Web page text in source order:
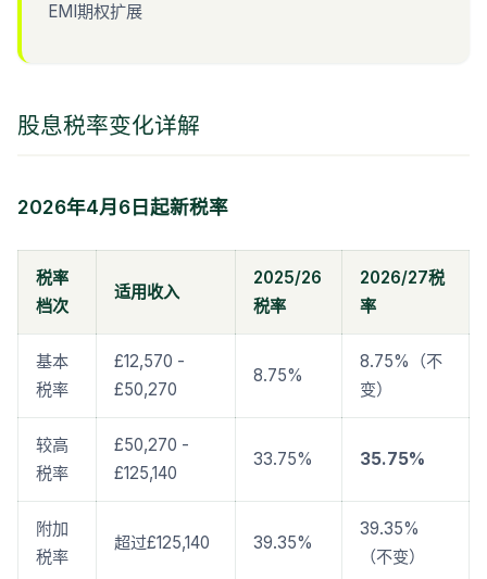
EMI期权扩展
股息税率变化详解
2026年4月6日起新税率
税率
档次
适用收入
2025/26
税率
2026/27税
率
基本
税率
£12,570 -
£50,270
8.75%
8.75%（不
变）
较高
税率
£50,270 -
£125,140
33.75% 35.75%
附加
税率
超过£125,140 39.35%
39.35%
（不变）